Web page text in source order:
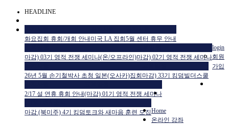
HEADLINE
화요집회 휴회/개회 안내 미국 LA 집회 5월 센터 휴무 안내
마감) 03기 영적 전쟁 세미나(온/오프라인)마감) 02기 영적 전쟁 세미나
26년 5월 손기철박사 초청 일본(오사카)집회 마감) 33기 킹덤빌더스쿨
2/17 설 연휴 휴회 안내(마감) 01기 영적 전쟁 세미나
마감 (북미주) 4기 킹덤토크와 새마음 훈련 모집
login
회원
가입
Home
온라인 강좌